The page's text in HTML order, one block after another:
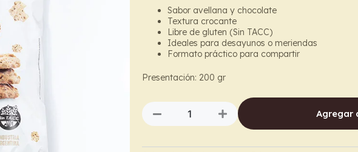
Sabor avellana y chocolate
Textura crocante
Libre de gluten (Sin TACC)
Ideales para desayunos o meriendas
Formato práctico para compartir
Presentación: 200 gr
Galletitas
sabor
avellana
Agregar